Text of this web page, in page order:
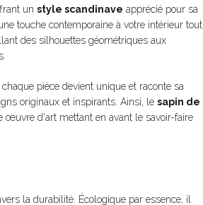
un style scandinave apprécié pour sa
touche contemporaine à votre intérieur tout
des silhouettes géométriques aux
pièce devient unique et raconte sa
originaux et inspirants. Ainsi, le sapin de
œuvre d'art mettant en avant le savoir-faire
la durabilité. Écologique par essence, il